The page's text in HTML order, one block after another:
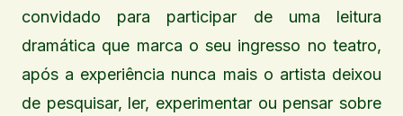
convidado para participar de uma leitura
dramática que marca o seu ingresso no teatro,
após a experiência nunca mais o artista deixou
de pesquisar, ler, experimentar ou pensar sobre